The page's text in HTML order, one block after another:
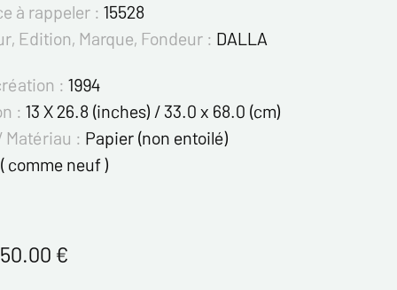
à rappeler : 15528
Edition, Marque, Fondeur : DALLA
: 1994
: 13 X 26.8 (inches) / 33.0 x 68.0 (cm)
Matériau : Papier (non entoilé)
comme neuf )
€